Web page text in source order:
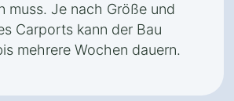
muss. Je nach Größe und
Carports kann der Bau
mehrere Wochen dauern.